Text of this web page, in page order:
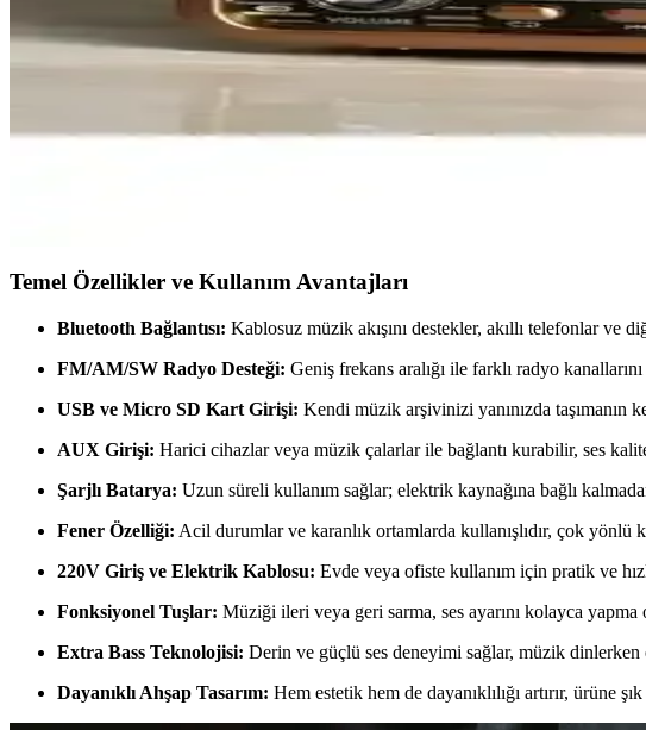
Grundig SCN 130, kompakt tasarımı ve fonksiyonel özellikleriyle öne çıkan alarm ve
Anytone AT D878 UV2 Plus Çok Yönlü Radyo Cihazı
Anytone AT D878 UV2 Plus, çok bant ve çok mod desteğiyle çeşitli iletişim
Temel Özellikler ve Kullanım Avantajları
Bluetooth Bağlantısı: Kablosuz müzik akışını destekler, akıllı telefonlar
FM/AM/SW Radyo Desteği: Geniş frekans aralığı ile farklı radyo
USB ve Micro SD Kart Girişi: Kendi müzik arşivinizi yanınızda taşımanın
AUX Girişi: Harici cihazlar veya müzik çalarlar ile bağlantı kurabilir, ses
Şarjlı Batarya: Uzun süreli kullanım sağlar; elektrik kaynağına bağlı
Fener Özelliği: Acil durumlar ve karanlık ortamlarda kullanışlıdır, çok yönlü
220V Giriş ve Elektrik Kablosu: Evde veya ofiste kullanım için pratik ve
Fonksiyonel Tuşlar: Müziği ileri veya geri sarma, ses ayarını kolayca yapma
Extra Bass Teknolojisi: Derin ve güçlü ses deneyimi sağlar, müzik dinlerken
Dayanıklı Ahşap Tasarım: Hem estetik hem de dayanıklılığı artırır, ürüne